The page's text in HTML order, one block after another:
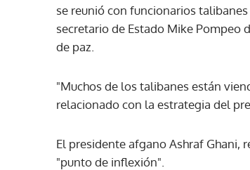
se reunió con funcionarios
secretario de Estado Mike Pompeo
de paz.
"Muchos de los talibanes están
relacionado con la estrategia del
El presidente afgano Ashraf Ghani,
"punto de inflexión".